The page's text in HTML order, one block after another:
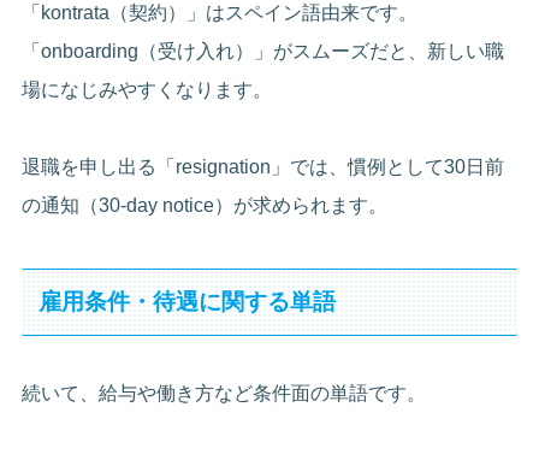
「kontrata（契約）」はスペイン語由来です。
「onboarding（受け入れ）」がスムーズだと、新しい職
場になじみやすくなります。
退職を申し出る「resignation」では、慣例として30日前
の通知（30-day notice）が求められます。
雇用条件・待遇に関する単語
続いて、給与や働き方など条件面の単語です。